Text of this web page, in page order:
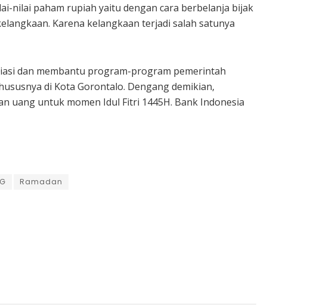
nilai paham rupiah yaitu dengan cara berbelanja bijak
Karena kelangkaan terjadi salah satunya
dan membantu program-program pemerintah
di Kota Gorontalo. Dengang demikian,
uang untuk momen Idul Fitri 1445H. Bank Indonesia
Ramadan